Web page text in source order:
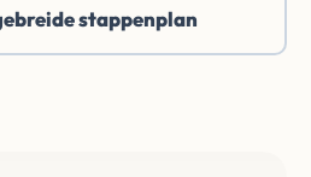
stappenplan